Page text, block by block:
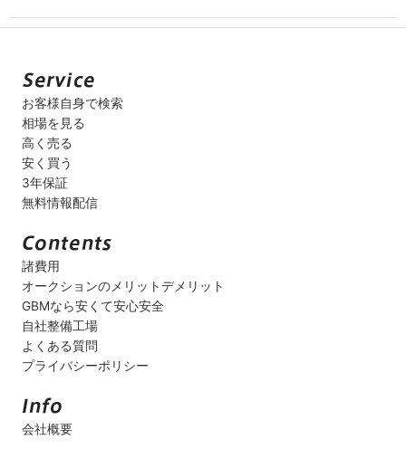
お客様自身で検索
相場を見る
高く売る
安く買う
3年保証
無料情報配信
諸費用
オークションのメリットデメリット
GBMなら安くて安心安全
自社整備工場
よくある質問
プライバシーポリシー
会社概要